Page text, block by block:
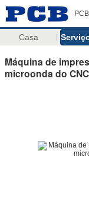
Casa
Máquina de
microonda do